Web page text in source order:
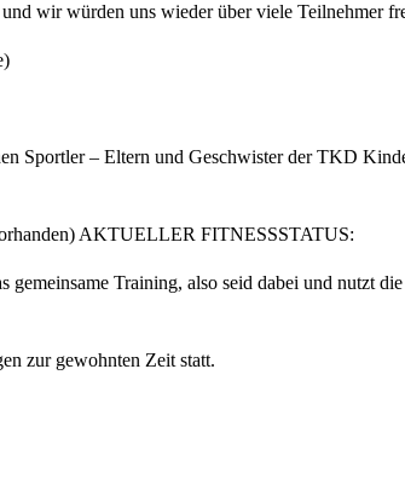
wir würden uns wieder über viele Teilnehmer
Sportler – Eltern und Geschwister der TKD
AKTUELLER FITNESSSTATUS:
gemeinsame Training, also seid dabei und nutzt
zur gewohnten Zeit statt.